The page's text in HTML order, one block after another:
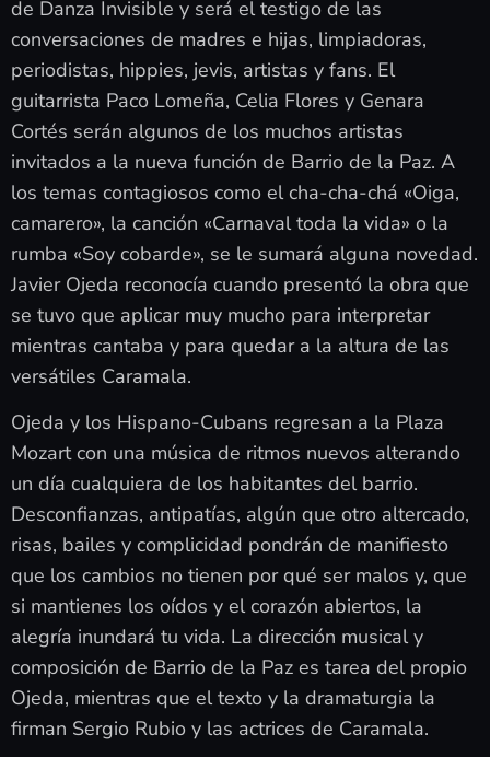
de Danza Invisible y será el testigo de las
conversaciones de madres e hijas, limpiadoras,
periodistas, hippies, jevis, artistas y fans. El
guitarrista Paco Lomeña, Celia Flores y Genara
Cortés serán algunos de los muchos artistas
invitados a la nueva función de Barrio de la Paz. A
los temas contagiosos como el cha-cha-chá «Oiga,
camarero», la canción «Carnaval toda la vida» o la
rumba «Soy cobarde», se le sumará alguna novedad.
Javier Ojeda reconocía cuando presentó la obra que
se tuvo que aplicar muy mucho para interpretar
mientras cantaba y para quedar a la altura de las
versátiles Caramala.
Ojeda y los Hispano-Cubans regresan a la Plaza
Mozart con una música de ritmos nuevos alterando
un día cualquiera de los habitantes del barrio.
Desconfianzas, antipatías, algún que otro altercado,
risas, bailes y complicidad pondrán de manifiesto
que los cambios no tienen por qué ser malos y, que
si mantienes los oídos y el corazón abiertos, la
alegría inundará tu vida. La dirección musical y
composición de Barrio de la Paz es tarea del propio
Ojeda, mientras que el texto y la dramaturgia la
firman Sergio Rubio y las actrices de Caramala.